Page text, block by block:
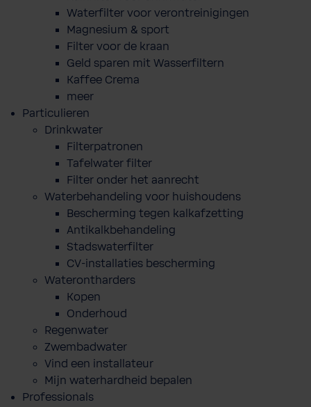
Waterfilter voor verontreinigingen
Magnesium & sport
Filter voor de kraan
Geld sparen mit Wasserfiltern
Kaffee Crema
meer
Particulieren
Drinkwater
Filterpatronen
Tafelwater filter
Filter onder het aanrecht
Waterbehandeling voor huishoudens
Bescherming tegen kalkafzetting
Antikalkbehandeling
Stadswaterfilter
CV-installaties bescherming
Waterontharders
Kopen
Onderhoud
Regenwater
Zwembadwater
Vind een installateur
Mijn waterhardheid bepalen
Professionals